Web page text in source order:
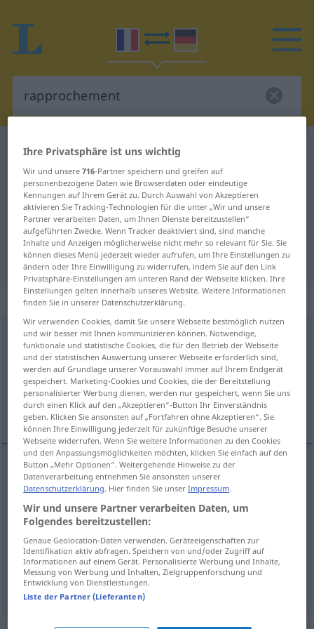
Französisch-Deutsch Wörterbuch
Französisch-Deutsch Übersetzung
für "rapprochement"
"rapprochement" Deutsch
Übersetzung
„rapprochement“: masculin
rapprochement [ʀapʀɔʃmɑ̃]m
Übersicht aller Übersetzungen
(Für mehr Details die Übersetzung anklicken/antippen)
Annäherung Weitere Beispiele...
Annäherungf rapprochement de peuples
Beispiele
fairele rapprochemententreqcetqc (≈ parallèle)
etwasundetwasimZusammenhang sehen
Ihre Privatsphäre ist uns wichtig
Wir und unsere716-Partner speichern und greifen auf
personenbezogene Daten wie Browserdaten oder eindeutige
Kennungen auf Ihrem Gerät zu. Durch Auswahl von Akzeptieren
aktivieren Sie Tracking-Technologien für die unter „Wir und unsere
Partner verarbeiten Daten, um Ihnen Dienste bereitzustellen“
aufgeführten Zwecke. Wenn Tracker deaktiviert sind, sind manche
Inhalte und Anzeigen möglicherweise nicht mehr so relevant für Sie. Sie
können dieses Menü jederzeit wieder aufrufen, um Ihre Einstellungen zu
ändern oder Ihre Einwilligung zu widerrufen, indem Sie auf den Link
Privatsphäre-Einstellungen am unteren Rand der Webseite klicken. Ihre
Einstellungen gelten innerhalb unseres Website. Weitere Informationen
finden Sie in unserer Datenschutzerklärung.
Wir verwenden Cookies, damit Sie unsere Webseite bestmöglich nutzen
und wir besser mit Ihnen kommunizieren können. Notwendige,
funktionale und statistische Cookies, die für den Betrieb der Webseite
und der statistischen Auswertung unserer Webseite erforderlich sind,
werden auf Grundlage unserer Vorauswahl immer auf Ihrem Endgerät
gespeichert. Marketing-Cookies und Cookies, die der Bereitstellung
personalisierter Werbung dienen, werden nur gespeichert, wenn Sie uns
durch einen Klick auf den „Akzeptieren“-Button Ihr Einverständnis
geben. Klicken Sie ansonsten auf „Fortfahren ohne Akzeptieren“. Sie
können Ihre Einwilligung jederzeit für zukünftige Besuche unserer
Webseite widerrufen. Wenn Sie weitere Informationen zu den Cookies
und den Anpassungsmöglichkeiten möchten, klicken Sie einfach auf den
Button „Mehr Optionen“. Weitergehende Hinweise zu der
Datenverarbeitung entnehmen Sie ansonsten unserer
Datenschutzerklärung. Hier finden Sie unserImpressum.
Wir und unsere Partner verarbeiten Daten, um
Folgendes bereitzustellen:
Genaue Geolocation-Daten verwenden. Geräteeigenschaften zur
Identifikation aktiv abfragen. Speichern von und/oder Zugriff auf
Informationen auf einem Gerät. Personalisierte Werbung und Inhalte,
Messung von Werbung und Inhalten, Zielgruppenforschung und
Entwicklung von Dienstleistungen.
Liste der Partner (Lieferanten)